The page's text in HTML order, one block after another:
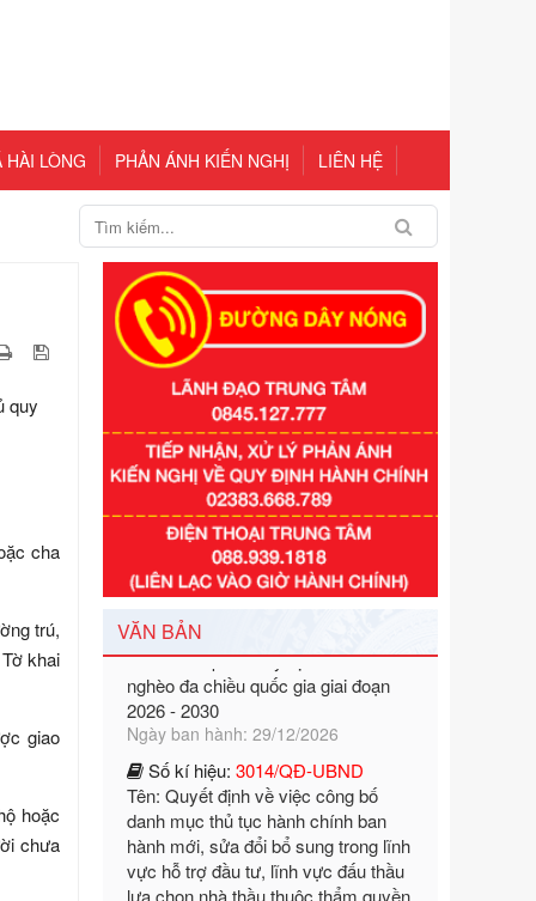
HÀI LÒNG PHẢN ÁNH KIẾN NGHỊ LIÊN HỆ
quy
cha
trú,
khai
giao
hoặc
chưa
VĂN BẢN
Số kí hiệu:351/2025/NĐ-CP
Tên: Nghị định số 351/2025/NĐ-CP
của Chính phủ: Quy định chuẩn
nghèo đa chiều quốc gia giai đoạn
2026 - 2030
Ngày ban hành: 29/12/2026
Số kí hiệu:3014/QĐ-UBND
Tên: Quyết định về việc công bố
danh mục thủ tục hành chính ban
hành mới, sửa đổi bổ sung trong lĩnh
vực hỗ trợ đầu tư, lĩnh vực đấu thầu
lựa chọn nhà thầu thuộc thẩm quyền
giải quyết của Sở Tài chính và Ban
Quản lý Khu kinh tế Đông Nam
Nghệ An
Ngày ban hành: 23/09/2026